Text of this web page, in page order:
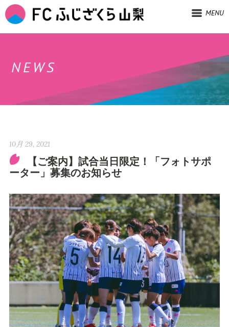
MENU
NEWS
10月 29, 2021
【ご案内】試合当日限定！「フォトサポ
ーター」募集のお知らせ